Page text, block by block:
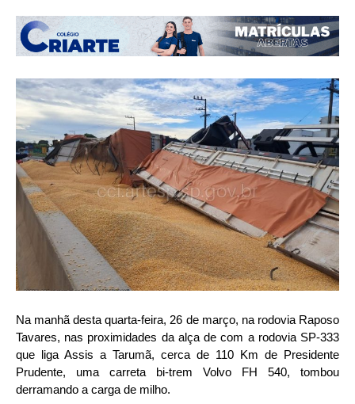
Na manhã desta quarta-feira, 26 de março, na rodovia Raposo
Tavares, nas proximidades da alça de com a rodovia SP-333
que liga Assis a Tarumã, cerca de 110 Km de Presidente
Prudente, uma carreta bi-trem Volvo FH 540, tombou
derramando a carga de milho.